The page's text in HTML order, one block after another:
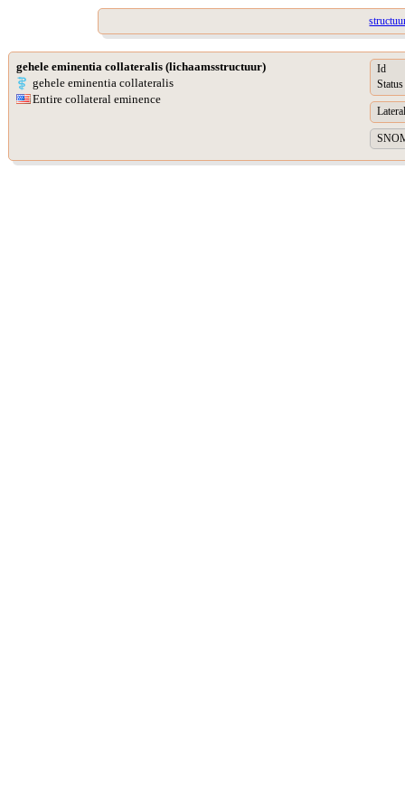
gehele eminentia collateralis (lichaamsstructuur)
gehele eminentia collateralis
Entire collateral eminence
Id
Status